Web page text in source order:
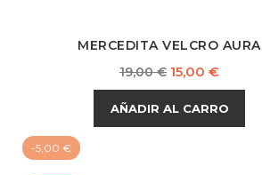
MERCEDITA VELCRO AURA
Precio
base
19,00 € Precio
15,00 €
AÑADIR AL CARRO
-5,00 €